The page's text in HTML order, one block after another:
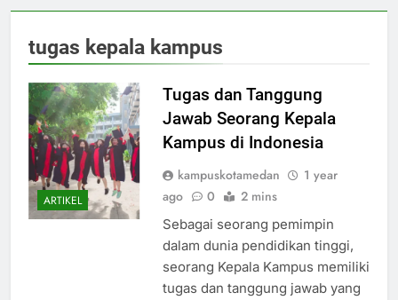
tugas kepala kampus
ARTIKEL
Tugas dan Tanggung
Jawab Seorang Kepala
Kampus di Indonesia
kampuskotamedan
1 year
ago
0 2 mins
Sebagai seorang pemimpin
dalam dunia pendidikan tinggi,
seorang Kepala Kampus memiliki
tugas dan tanggung jawab yang